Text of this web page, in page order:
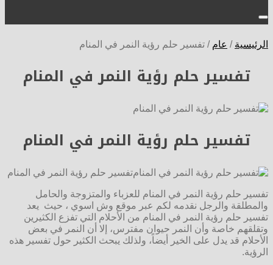
الرئيسية / عام / تفسير حلم رؤية النمر في المنام
تفسير حلم رؤية النمر في المنام
تفسير حلم رؤية النمر في المنام
تفسير حلم رؤية النمر في المنام
تفسير حلم رؤية النمر في المنام للعزباء والمتزوجة والحامل
والمطلقة والرجل نقدمه لكم عبر موقع وش اسوي ، حيث يعد
تفسير حلم رؤية النمر في المنام من الأحلام التي تفزع الكثيرين
وتقلقهم خاصة وأن النمر حيوان مفترس، إلا أن النمر في بعض
الأحلام قد يدل على الخير أيضاً، ولذلك يبحث الكثير حول تفسير هذه
الرؤية.